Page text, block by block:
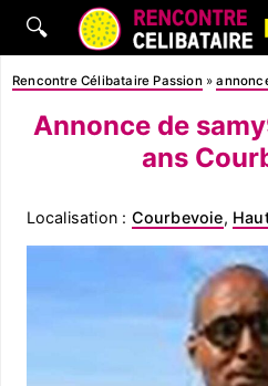
🔍
Rencontre Célibataire Passion »
Annonce de
ans
Localisation : Courbevoie,